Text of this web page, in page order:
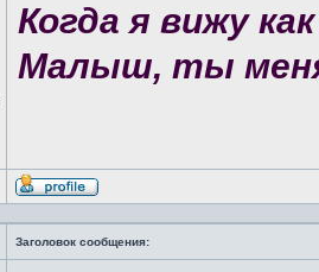
Когда я вижу
Малыш, ты
Профиль
Заголовок сообщения: